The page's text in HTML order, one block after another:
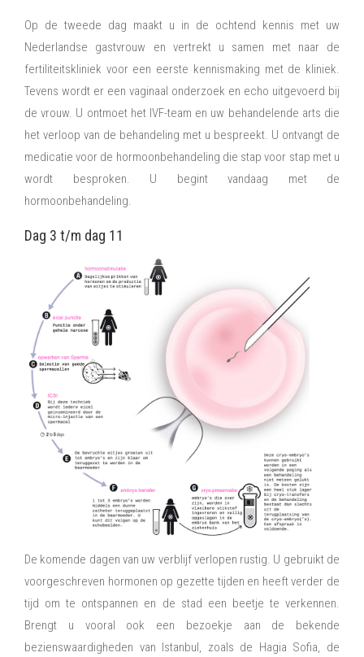
Op de tweede dag maakt u in de ochtend kennis met uw
Nederlandse gastvrouw en vertrekt u samen met naar de
fertiliteitskliniek voor een eerste kennismaking met de kliniek.
Tevens wordt er een vaginaal onderzoek en echo uitgevoerd bij
de vrouw. U ontmoet het IVF-team en uw behandelende arts die
het verloop van de behandeling met u bespreekt. U ontvangt de
medicatie voor de hormoonbehandeling die stap voor stap met u
wordt besproken. U begint vandaag met de
hormoonbehandeling.
Dag 3 t/m dag 11
De komende dagen van uw verblijf verlopen rustig. U gebruikt de
voorgeschreven hormonen op gezette tijden en heeft verder de
tijd om te ontspannen en de stad een beetje te verkennen.
Brengt u vooral ook een bezoekje aan de bekende
bezienswaardigheden van Istanbul, zoals de Hagia Sofia, de